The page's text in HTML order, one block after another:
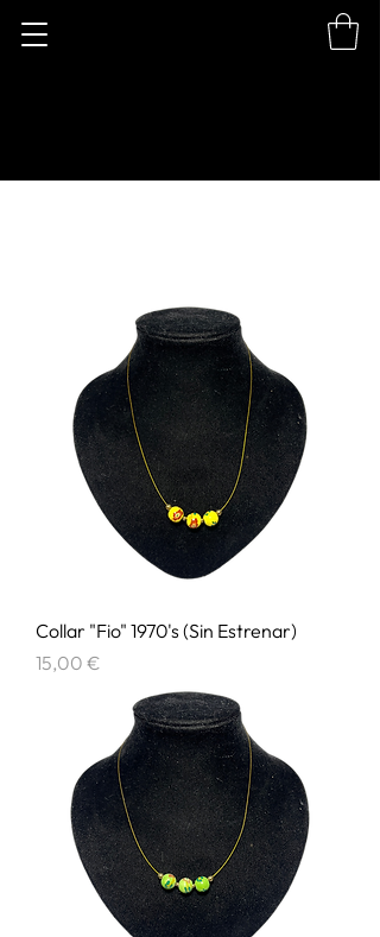
Collar "Fio" 1970's (Sin Estrenar)
Precio
15,00 €